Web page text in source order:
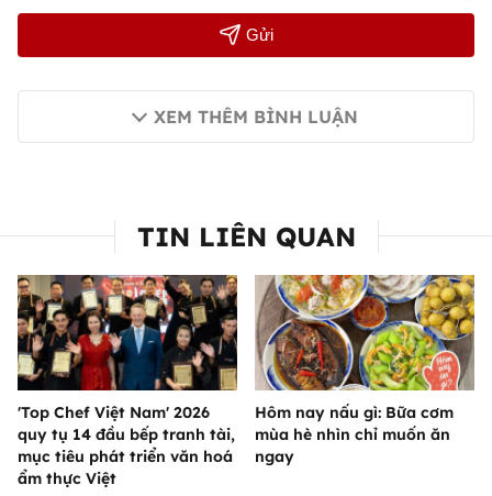
Gửi
XEM THÊM BÌNH LUẬN
TIN LIÊN QUAN
'Top Chef Việt Nam' 2026
quy tụ 14 đầu bếp tranh tài,
mục tiêu phát triển văn hoá
ẩm thực Việt
Hôm nay nấu gì: Bữa cơm
mùa hè nhìn chỉ muốn ăn
ngay